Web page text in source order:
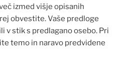
izmed višje opisanih
obvestite. Vaše predloge
v stik s predlagano osebo. Pri
temo in naravo predvidene